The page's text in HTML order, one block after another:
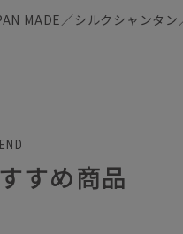
MADE／シルクシャンタ
すめ商品